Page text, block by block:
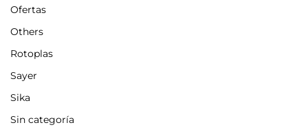
Ofertas
Others
Rotoplas
Sayer
Sika
Sin categoría